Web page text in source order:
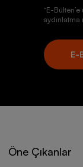
“E-
aydınlatma
E-
Öne Çıkanlar